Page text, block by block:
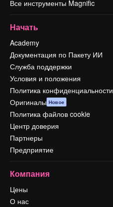
Все инструменты Magnific
Начать
Academy
Документация по Пакету ИИ
Служба поддержки
Условия и положения
Политика конфиденциальности
Оригиналы Новое
Политика файлов cookie
Центр доверия
Партнеры
Предприятие
Компания
Цены
О нас